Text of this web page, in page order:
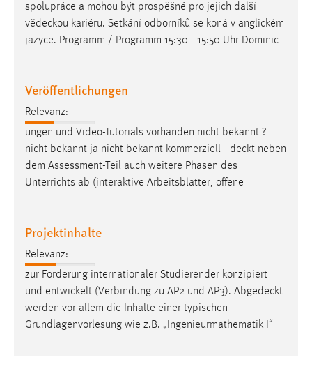
spolupráce a mohou být prospěšné pro jejich další
vědeckou kariéru. Setkání odborníků se koná v anglickém
jazyce. Programm / Programm 15:30 - 15:50 Uhr Dominic
Veröffentlichungen
Relevanz:
ungen und Video-Tutorials vorhanden nicht bekannt ?
nicht bekannt ja nicht bekannt kommerziell - deckt neben
dem Assessment-Teil auch weitere Phasen des
Unterrichts ab (interaktive Arbeitsblätter, offene
Projektinhalte
Relevanz:
zur Förderung internationaler Studierender konzipiert
und entwickelt (Verbindung zu AP2 und AP3). Abgedeckt
werden vor allem die Inhalte einer typischen
Grundlagenvorlesung wie z.B. „Ingenieurmathematik I“